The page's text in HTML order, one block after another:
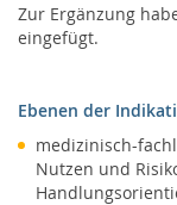
Zur Ergänzung
eingefügt.
Ebenen der
medizinisch-
Nutzen und